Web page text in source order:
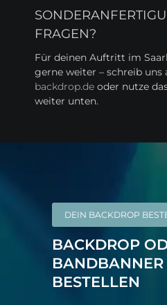
FRAGEN?
Für deinen Auftritt im
gerne weiter – schreib uns
backdrop.deoder nutze
weiter unten.
DEIN BACKDROP
BACKDROP
BESTELLEN